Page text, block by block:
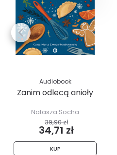
Audiobook
Zanim odlecą anioły
Natasza Socha
39,90 zł
34,71 zł
KUP